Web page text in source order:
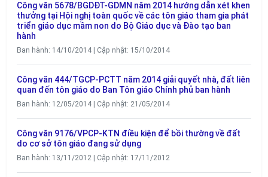
Công văn 5678/BGDĐT-GDMN năm 2014 hướng dẫn xét khen
thưởng tại Hội nghị toàn quốc về các tôn giáo tham gia phát
triển giáo dục mầm non do Bộ Giáo dục và Đào tạo ban
hành
Ban hành: 14/10/2014 | Cập nhật: 15/10/2014
Công văn 444/TGCP-PCTT năm 2014 giải quyết nhà, đất liên
quan đến tôn giáo do Ban Tôn giáo Chính phủ ban hành
Ban hành: 12/05/2014 | Cập nhật: 21/05/2014
Công văn 9176/VPCP-KTN điều kiện để bồi thường về đất
do cơ sở tôn giáo đang sử dụng
Ban hành: 13/11/2012 | Cập nhật: 17/11/2012